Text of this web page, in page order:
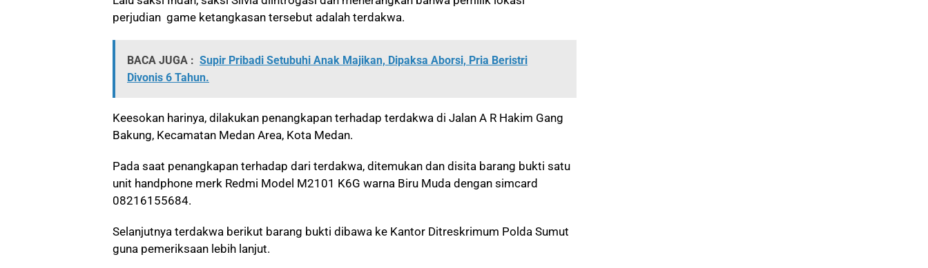
perjudian game ketangkasan tersebut adalah terdakwa.
BACA JUGA : Supir Pribadi Setubuhi Anak Majikan, Dipaksa Aborsi, Pria Beristri
Divonis 6 Tahun.
Keesokan harinya, dilakukan penangkapan terhadap terdakwa di Jalan A R Hakim Gang
Bakung, Kecamatan Medan Area, Kota Medan.
Pada saat penangkapan terhadap dari terdakwa, ditemukan dan disita barang bukti satu
unit handphone merk Redmi Model M2101 K6G warna Biru Muda dengan simcard
08216155684.
Selanjutnya terdakwa berikut barang bukti dibawa ke Kantor Ditreskrimum Polda Sumut
guna pemeriksaan lebih lanjut.